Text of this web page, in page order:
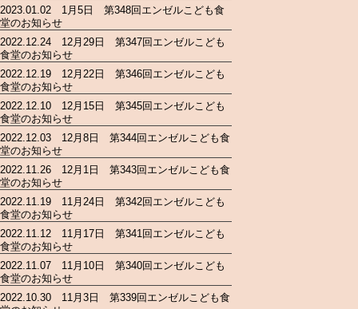
2023.01.02 1月5日 第348回エンゼルこども食
堂のお知らせ
2022.12.24 12月29日 第347回エンゼルこども
食堂のお知らせ
2022.12.19 12月22日 第346回エンゼルこども
食堂のお知らせ
2022.12.10 12月15日 第345回エンゼルこども
食堂のお知らせ
2022.12.03 12月8日 第344回エンゼルこども食
堂のお知らせ
2022.11.26 12月1日 第343回エンゼルこども食
堂のお知らせ
2022.11.19 11月24日 第342回エンゼルこども
食堂のお知らせ
2022.11.12 11月17日 第341回エンゼルこども
食堂のお知らせ
2022.11.07 11月10日 第340回エンゼルこども
食堂のお知らせ
2022.10.30 11月3日 第339回エンゼルこども食